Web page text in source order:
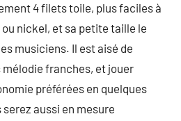
4 filets toile, plus faciles à
nickel, et sa petite taille le
musiciens. Il est aisé de
franches, et jouer
préférées en quelques
aussi en mesure